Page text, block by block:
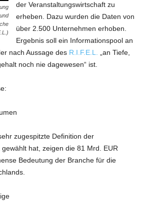
der Veranstaltungswirtschaft zu
erheben. Dazu wurden die Daten von
über 2.500 Unternehmen erhoben.
Ergebnis soll ein Informationspool an
nach Aussage des R.I.F.E.L.
„an Tiefe,
noch nie dagewesen“ ist.
zugespitzte Definition der
hat, zeigen die 81 Mrd. EUR
Bedeutung der Branche für die